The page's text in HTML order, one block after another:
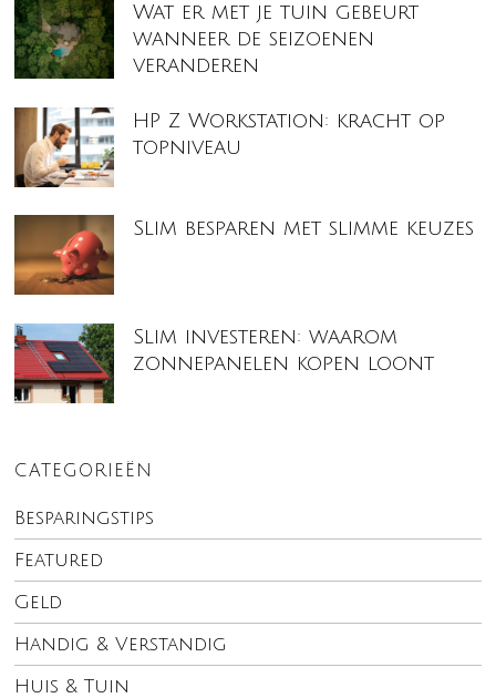
Wat er met je tuin gebeurt
wanneer de seizoenen
veranderen
HP Z Workstation: kracht op
topniveau
Slim besparen met slimme keuzes
Slim investeren: waarom
zonnepanelen kopen loont
CATEGORIEËN
Besparingstips
Featured
Geld
Handig & Verstandig
Huis & Tuin